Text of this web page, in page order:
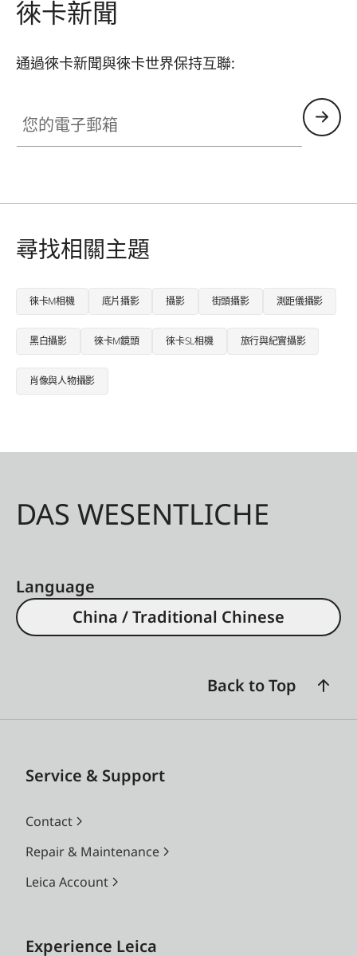
徠卡新聞
通過徠卡新聞與徠卡世界保持互聯:
尋找相關主題
徠卡M相機 底片攝影 攝影 街頭攝影 測距儀攝影
黑白攝影 徠卡M鏡頭 徠卡SL相機 旅行與紀實攝影
肖像與人物攝影
DAS WESENTLICHE
Language
China / Traditional Chinese
Back to Top
Service & Support
Contact
Repair & Maintenance
Leica Account
Experience Leica